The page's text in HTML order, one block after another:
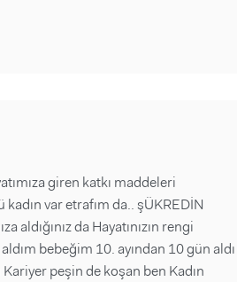
giren katkı maddeleri
var etrafım da.. şÜKREDİN
aldığınız da Hayatınızın rengi
bebeğim 10. ayından 10 gün aldı
peşin de koşan ben Kadın